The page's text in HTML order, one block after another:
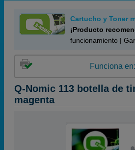
Cartucho y Toner
¡Producto
funcionamiento |
Funciona en:
Q-Nomic 113 botella de
magenta